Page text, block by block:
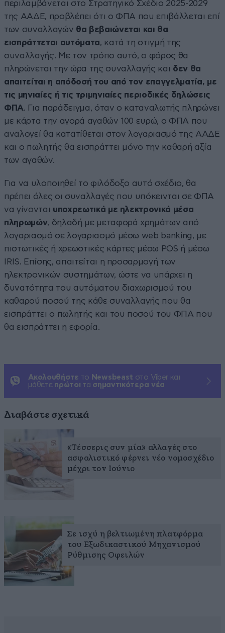
περιλαμβάνεται στο Στρατηγικό Σχέδιο 2025-2029
της ΑΑΔΕ, προβλέπει ότι ο ΦΠΑ που επιβάλλεται επί
των συναλλαγών θα βεβαιώνεται και θα
εισπράττεται αυτόματα, κατά τη στιγμή της
συναλλαγής. Με τον τρόπο αυτό, ο φόρος θα
πληρώνεται την ώρα της συναλλαγής και δεν θα
απαιτείται η απόδοσή του από τον επαγγελματία, με
τις μηνιαίες ή τις τριμηνιαίες περιοδικές δηλώσεις
ΦΠΑ. Για παράδειγμα, όταν ο καταναλωτής πληρώνει
με κάρτα την αγορά αγαθών 100 ευρώ, ο ΦΠΑ που
αναλογεί θα κατατίθεται στον λογαριασμό της ΑΑΔΕ
και ο πωλητής θα εισπράττει μόνο την καθαρή αξία
των αγαθών.
Για να υλοποιηθεί το φιλόδοξο αυτό σχέδιο, θα
πρέπει όλες οι συναλλαγές που υπόκεινται σε ΦΠΑ
να γίνονται υποχρεωτικά με ηλεκτρονικά μέσα
πληρωμών, δηλαδή με μεταφορά χρημάτων από
λογαριασμό σε λογαριασμό μέσω web banking, με
πιστωτικές ή χρεωστικές κάρτες μέσω POS ή μέσω
ΙRIS. Επίσης, απαιτείται η προσαρμογή των
ηλεκτρονικών συστημάτων, ώστε να υπάρχει η
δυνατότητα του αυτόματου διαχωρισμού του
καθαρού ποσού της κάθε συναλλαγής που θα
εισπράττει ο πωλητής και του ποσού του ΦΠΑ που
θα εισπράττει η εφορία.
Ακολουθήστε το Newsbeast στο Viber και
μάθετε πρώτοι τα σημαντικότερα νέα
Διαβάστε σχετικά
«Τέσσερις συν μία» αλλαγές στο
ασφαλιστικό φέρνει νέο νομοσχέδιο
μέχρι τον Ιούνιο
Σε ισχύ η βελτιωμένη πλατφόρμα
του Εξωδικαστικού Μηχανισμού
Ρύθμισης Οφειλών